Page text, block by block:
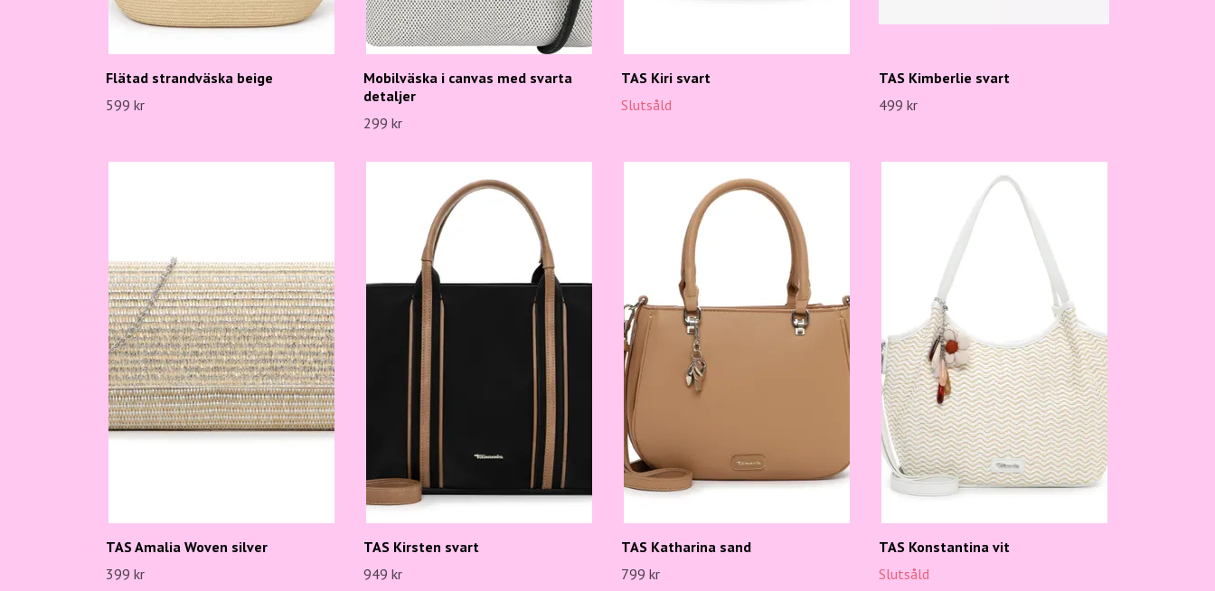
Flätad strandväska beige
599 kr
Mobilväska i canvas med svarta
detaljer
299 kr
TAS Kiri svart
Slutsåld
TAS Kimberlie svart
499 kr
TAS Amalia Woven silver
399 kr
TAS Kirsten svart
949 kr
TAS Katharina sand
799 kr
TAS Konstantina vit
Slutsåld